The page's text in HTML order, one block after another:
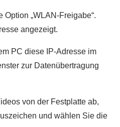
Option „WLAN-Freigabe“.
angezeigt.
PC diese IP-Adresse im
zur Datenübertragung
von der Festplatte ab,
und wählen Sie die